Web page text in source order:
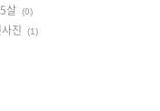
살 (0)
진 (1)